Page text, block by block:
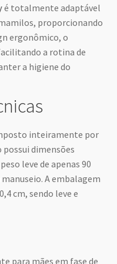
é totalmente adaptável
proporcionando
ergonômico, o
a rotina de
a higiene do
inteiramente por
dimensões
leve de apenas 90
A embalagem
cm, sendo leve e
para mães em fase de